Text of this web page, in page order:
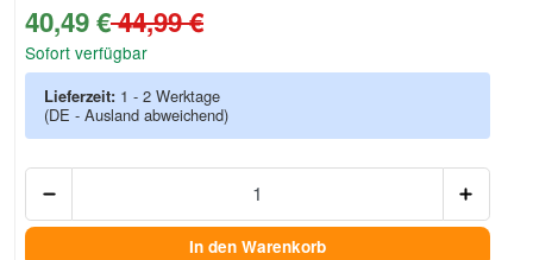
40,49 €44,99 €
Sofort verfügbar
Lieferzeit: 1 - 2 Werktage
(DE - Ausland abweichend)
In den Warenkorb